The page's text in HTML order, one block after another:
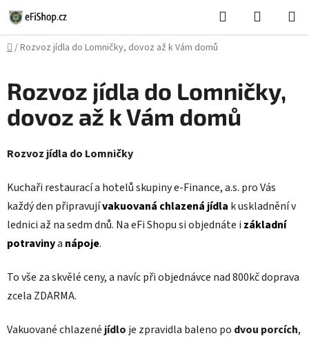
Přejít
na
obsah
Hledat
KOŠÍK
Domů
/Rozvoz jídla do Lomničky, dovoz až k Vám domů
Rozvoz jídla do Lomničky,
dovoz až k Vám domů
Rozvoz jídla do Lomničky
Kuchaři restaurací a hotelů skupiny e-Finance, a.s. pro Vás
každý den připravujívakuovaná chlazená jídla k uskladnění v
lednici až na sedm dnů. Na eFi Shopu si objednáte i základní
potravinya nápoje.
To vše za skvělé ceny, a navíc při objednávce nad 800kč doprava
zcela ZDARMA.
Vakuované chlazené jídlo je zpravidla baleno po dvou porcích,